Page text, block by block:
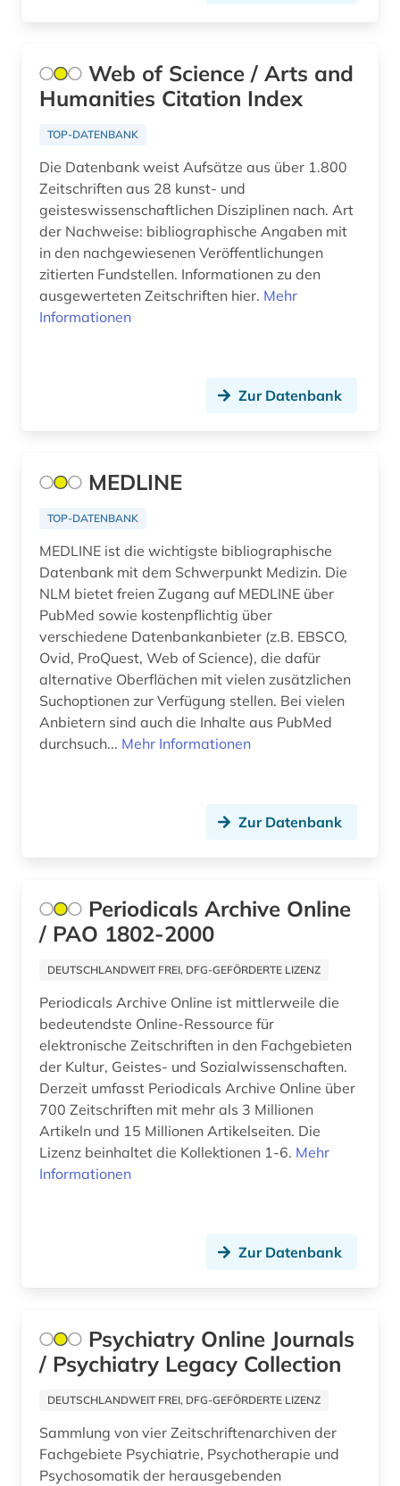
chemische ozeanographie (1)
china (8)
christentum (1)
computerwissenschaft (1)
containerschiff (1)
dante alighieri (1)
daten (1)
datenanalyse (1)
datensammlung (2)
datenvisualisierung (1)
dekorative kunst (1)
dendi (1)
deutsches sprachgebiet (1)
deutschland &lt;ddr, motiv&gt; (1)
deutschland (ddr) (1)
deutschland recht (1)
die @linke (1)
dienstrecht (1)
digitalisierung (1)
discovery service (1)
dissertation (4)
document supply centre (1)
doi (1)
Web of Science / Arts and
Humanities Citation Index
TOP-DATENBANK
Die Datenbank weist Aufsätze aus über 1.800
Zeitschriften aus 28 kunst- und
geisteswissenschaftlichen Disziplinen nach. Art
der Nachweise: bibliographische Angaben mit
in den nachgewiesenen Veröffentlichungen
zitierten Fundstellen. Informationen zu den
ausgewerteten Zeitschriften hier. Mehr
Informationen
Zur Datenbank
MEDLINE
TOP-DATENBANK
MEDLINE ist die wichtigste bibliographische
Datenbank mit dem Schwerpunkt Medizin. Die
NLM bietet freien Zugang auf MEDLINE über
PubMed sowie kostenpflichtig über
verschiedene Datenbankanbieter (z.B. EBSCO,
Ovid, ProQuest, Web of Science), die dafür
alternative Oberflächen mit vielen zusätzlichen
Suchoptionen zur Verfügung stellen. Bei vielen
Anbietern sind auch die Inhalte aus PubMed
durchsuch... Mehr Informationen
Zur Datenbank
Periodicals Archive Online
/ PAO 1802-2000
DEUTSCHLANDWEIT FREI, DFG-GEFÖRDERTE LIZENZ
Periodicals Archive Online ist mittlerweile die
bedeutendste Online-Ressource für
elektronische Zeitschriften in den Fachgebieten
der Kultur, Geistes- und Sozialwissenschaften.
Derzeit umfasst Periodicals Archive Online über
700 Zeitschriften mit mehr als 3 Millionen
Artikeln und 15 Millionen Artikelseiten. Die
Lizenz beinhaltet die Kollektionen 1-6. Mehr
Informationen
Zur Datenbank
Psychiatry Online Journals
/ Psychiatry Legacy Collection
DEUTSCHLANDWEIT FREI, DFG-GEFÖRDERTE LIZENZ
Sammlung von vier Zeitschriftenarchiven der
Fachgebiete Psychiatrie, Psychotherapie und
Psychosomatik der herausgebenden